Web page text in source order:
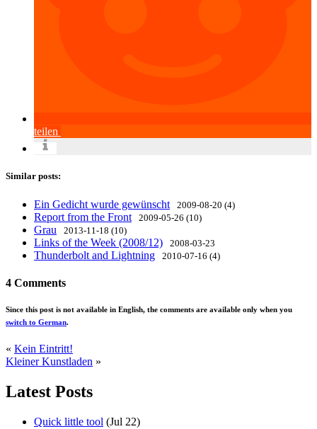
teilen
Similar posts:
Ein Gedicht wurde gewünscht 2009-08-20 (4)
Report from the Front 2009-05-26 (10)
Grau 2013-11-18 (10)
Links of the Week (2008/12) 2008-03-23
Thunderbolt and Lightning 2010-07-16 (4)
4 Comments
Since this post is not available in English, the comments are available only when you
switch to German.
« Kein Eintritt!
Kleiner Kunstladen »
Latest Posts
Quick little tool (Jul 22)